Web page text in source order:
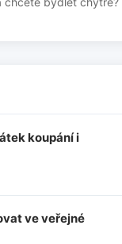
koupání i
ve veřejné